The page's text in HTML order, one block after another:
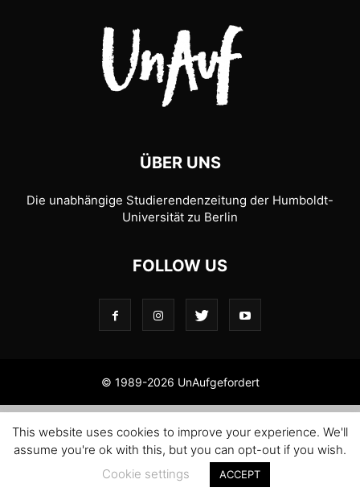
ÜBER UNS
Die unabhängige Studierendenzeitung der Humboldt-
Universität zu Berlin
FOLLOW US
© 1989-2026 UnAufgefordert
This website uses cookies to improve your experience. We'll
assume you're ok with this, but you can opt-out if you wish.
Cookie settings
ACCEPT